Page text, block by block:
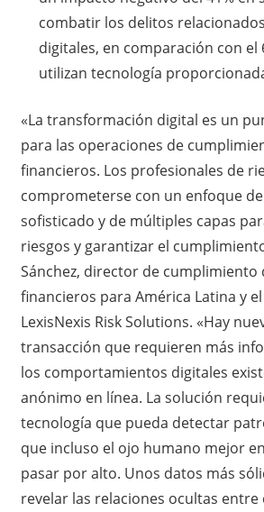
combatir los delitos
digitales, en comparación con el
utilizan tecnología
«La transformación digital es un
para las operaciones de
financieros. Los profesionales de
comprometerse con un enfoque
sofisticado y de múltiples capas
riesgos y garantizar el
Sánchez, director de cumplimiento
financieros para América Latina y
LexisNexis Risk Solutions. «Hay
transacción que requieren más
los comportamientos digitales
anónimo en línea. La solución
tecnología que pueda detectar
que incluso el ojo humano mejor
pasar por alto. Unos datos más
revelar las relaciones ocultas entre